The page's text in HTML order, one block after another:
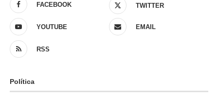
FACEBOOK TWITTER
YOUTUBE EMAIL
RSS
Política